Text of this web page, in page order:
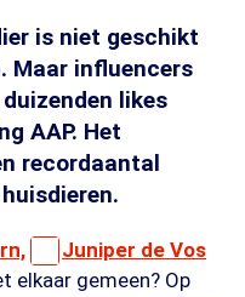
is niet geschikt
Maar influencers
likes
AAP. Het
recordaantal
Juniper de Vos
elkaar gemeen? Op